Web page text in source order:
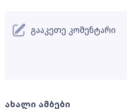
ახალი ამბები
გააკეთე კომენტარი